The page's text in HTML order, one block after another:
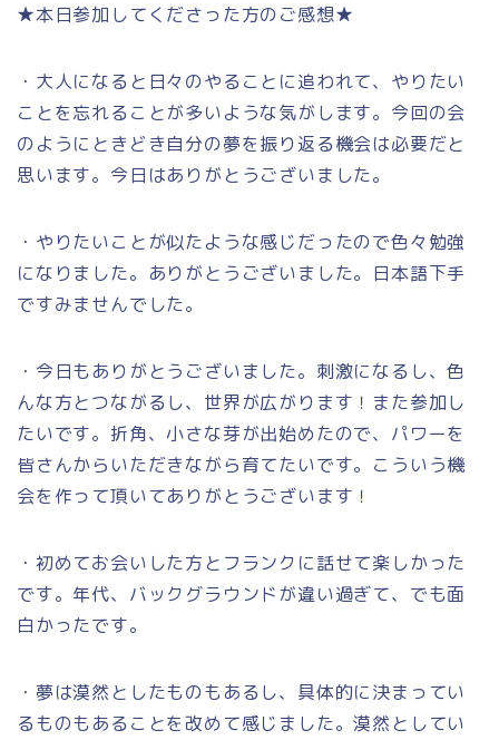
★本日参加してくださった方のご感想★
・大人になると日々のやることに追われて、やりたい
ことを忘れることが多いような気がします。今回の会
のようにときどき自分の夢を振り返る機会は必要だと
思います。今日はありがとうございました。
・やりたいことが似たような感じだったので色々勉強
になりました。ありがとうございました。日本語下手
ですみませんでした。
・今日もありがとうございました。刺激になるし、色
んな方とつながるし、世界が広がります！また参加し
たいです。折角、小さな芽が出始めたので、パワーを
皆さんからいただきながら育てたいです。こういう機
会を作って頂いてありがとうございます！
・初めてお会いした方とフランクに話せて楽しかった
です。年代、バックグラウンドが違い過ぎて、でも面
白かったです。
・夢は漠然としたものもあるし、具体的に決まってい
るものもあることを改めて感じました。漠然としてい